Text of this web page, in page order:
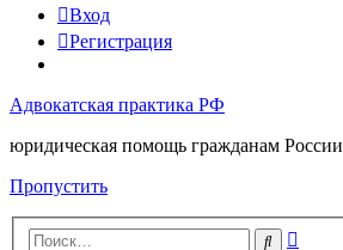
Вход
Регистрация
Адвокатская практика РФ
юридическая помощь гражданам России
Пропустить
Поиск